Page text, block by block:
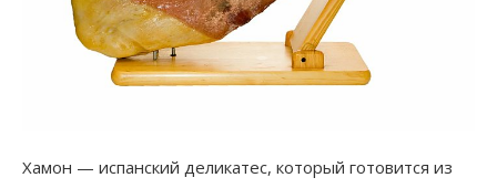
Хамон — испанский деликатес, который готовится из